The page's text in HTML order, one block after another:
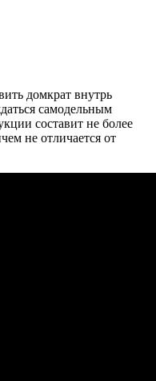
домкрат внутрь
самодельным
составит не более
не отличается от